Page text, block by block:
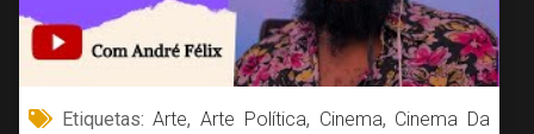
Etiquetas:Arte,Arte Política, Cinema, Cinema Da